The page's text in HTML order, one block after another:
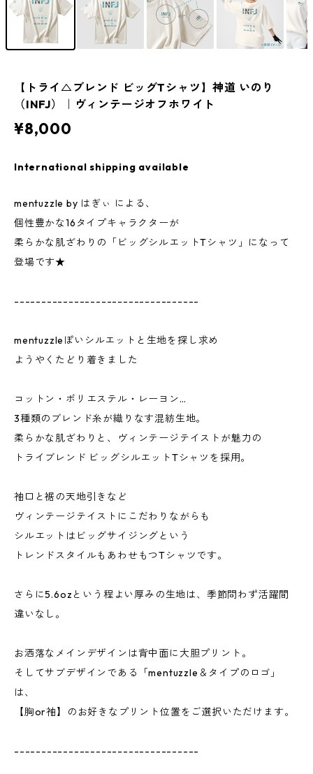
【トライ△ブレンド ビッグTシャツ】神道 いのり
（INFJ）｜ヴィンテージオフホワイト
¥8,000
International shipping available
mentuzzle by はぎぃ による、
個性豊かな16タイプキャラクターが
柔らかな肌ざわりの「ビッグシルエットTシャツ」になって
登場です★
----------------------------------
mentuzzleぽいシルエットと生地を探し求め
ようやくたどり着きました
コットン・ポリエステル・レーヨン…
3種類のブレンド糸が織りなす混紡生地。
柔らかな肌ざわりと、ヴィンテージテイストが魅力の
トライブレンド ビッグシルエットTシャツを採用。
袖口と裾の天地引きなど
ヴィンテージテイストにこだわりながらも
シルエットはビッグサイジングという
トレンドスタイルもあわせもつTシャツです。
さらに5.6ozという程よい厚みの生地は、季節問わず活躍間
違いなし。
お洒落なメインデザインは背中面に大胆プリント。
そしてサブデザインである「mentuzzle＆タイプのロゴ」
は、
【胸or袖】のお好きなプリント位置をご選択いただけます。
----------------------------------